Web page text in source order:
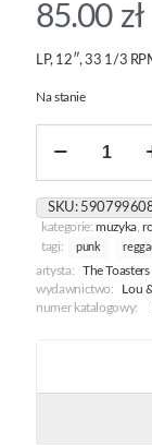
85.00 zł
LP, 12″, 33 1/3
Na stanie
One
Bullet
[Black]
SKU:
kategorie:muzyka ,
tagi:
punk
artysta:
The Toasters
wydawnictwo:
Lou
numer katalogowy: